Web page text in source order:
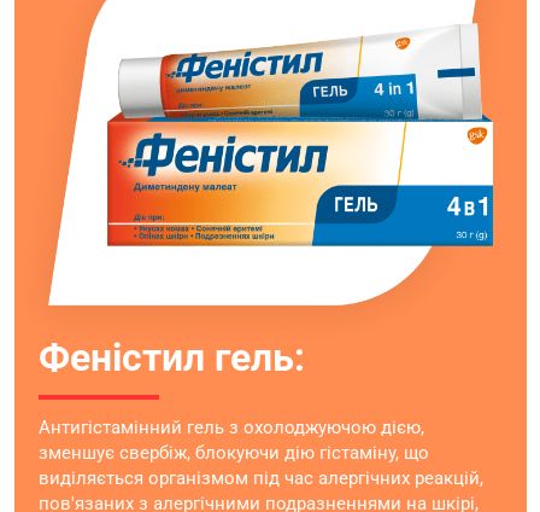
Феністил гель:
Антигістамінний гель з охолоджуючою дією,
зменшує свербіж, блокуючи дію гістаміну, що
виділяється організмом під час алергічних реакцій,
пов'язаних з алергічними подразненнями на шкірі,